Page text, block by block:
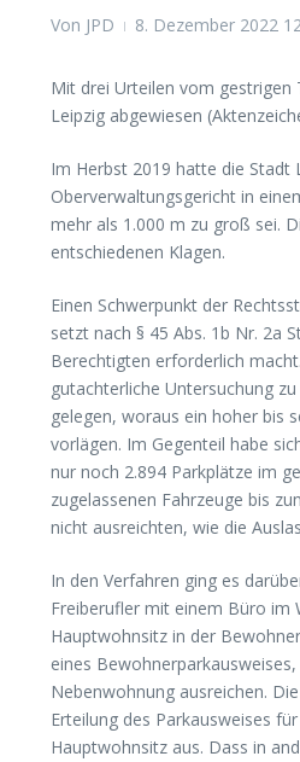
Von JPD 8. Dezember 2022
Mit drei Urteilen vom gestrigen
Leipzig abgewiesen
Im Herbst 2019 hatte die Stadt
Oberverwaltungsgericht in
mehr als 1.000 m zu groß sei.
entschiedenen Klagen.
Einen Schwerpunkt der
setzt nach § 45 Abs. 1b Nr. 2a
Berechtigten erforderlich
gutachterliche Untersuchung
gelegen, woraus ein hoher bis
vorlägen. Im Gegenteil habe
nur noch 2.894 Parkplätze im
zugelassenen Fahrzeuge bis
nicht ausreichten, wie die
In den Verfahren ging es
Freiberufler mit einem Büro im
Hauptwohnsitz in der
eines
Nebenwohnung ausreichen.
Erteilung des Parkausweises
Hauptwohnsitz aus. Dass in